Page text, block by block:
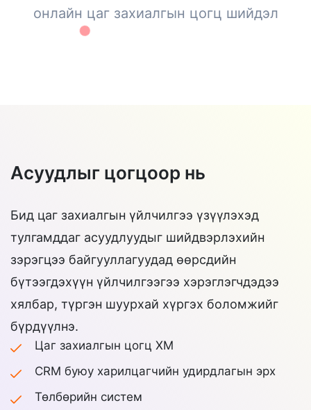
онлайн цаг захиалгын цогц шийдэл
Асуудлыг цогцоор нь
Бид цаг захиалгын үйлчилгээ үзүүлэхэд
тулгамддаг асуудлуудыг шийдвэрлэхийн
зэрэгцээ байгууллагуудад өөрсдийн
бүтээгдэхүүн үйлчилгээгээ хэрэглэгчдэдээ
хялбар, түргэн шуурхай хүргэх боломжийг
бүрдүүлнэ.
Цаг захиалгын цогц XM
CRM буюу харилцагчийн удирдлагын эрх
Төлбөрийн систем